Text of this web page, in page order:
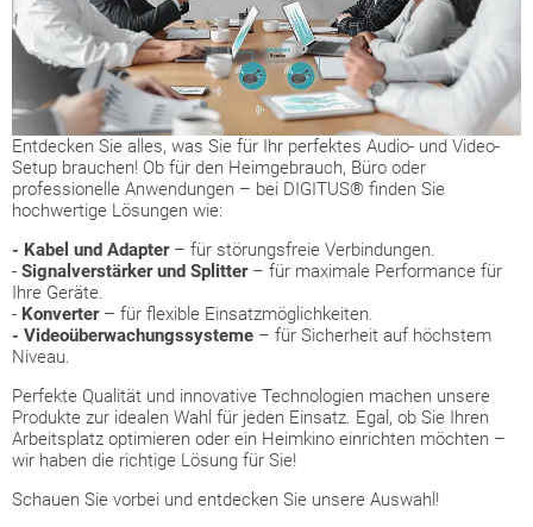
Entdecken Sie alles, was Sie für Ihr perfektes Audio- und Video-
Setup brauchen! Ob für den Heimgebrauch, Büro oder
professionelle Anwendungen – bei DIGITUS® finden Sie
hochwertige Lösungen wie:
- Kabel und Adapter– für störungsfreie Verbindungen.
- Signalverstärker und Splitter– für maximale Performance für
Ihre Geräte.
- Konverter– für flexible Einsatzmöglichkeiten.
- Videoüberwachungssysteme – für Sicherheit auf höchstem
Niveau.
Perfekte Qualität und innovative Technologien machen unsere
Produkte zur idealen Wahl für jeden Einsatz. Egal, ob Sie Ihren
Arbeitsplatz optimieren oder ein Heimkino einrichten möchten –
wir haben die richtige Lösung für Sie!
Schauen Sie vorbei und entdecken Sie unsere Auswahl!